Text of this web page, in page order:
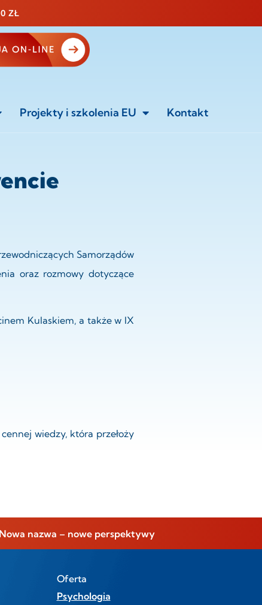
ZŁ
Projekty i szkolenia EU Kontakt
Samorządów
oraz rozmowy dotyczące
Kulaskiem, a także w IX
wiedzy, która przełoży
nazwa – nowe perspektywy
Oferta
Psychologia